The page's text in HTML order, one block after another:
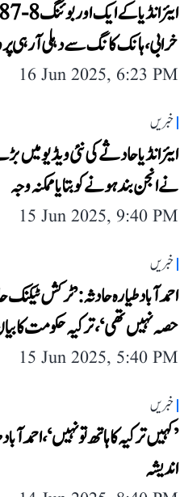
خرابی، ہانک کانگ سے دہلی آ رہی
16 Jun 2025, 6:23 PM
خبریں
ایئر انڈیا حادثے کی نئی ویڈیو میں
نے انجن بند ہونے کو بتایا ممکنہ وجہ
15 Jun 2025, 9:40 PM
خبریں
احمدآباد طیارہ حادثہ: ’ٹرکش
حصہ نہیں تھی‘، ترکیہ حکومت کا
15 Jun 2025, 5:40 PM
خبریں
’کہیں ترکیہ کا ہاتھ تو نہیں‘، احمد
اندیشہ